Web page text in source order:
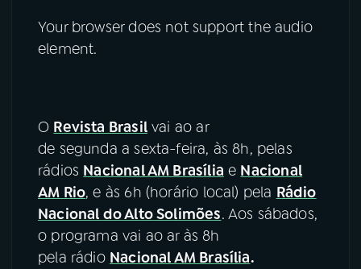
Your browser does not support the audio
element.
O Revista Brasilvai ao ar
de segunda a sexta-feira, às 8h, pelas
rádios Nacional AM Brasília e Nacional
AM Rio, e às 6h (horário local) pela Rádio
Nacional do Alto Solimões. Aos sábados,
o programa vai ao ar às 8h
pela rádio Nacional AM Brasília.